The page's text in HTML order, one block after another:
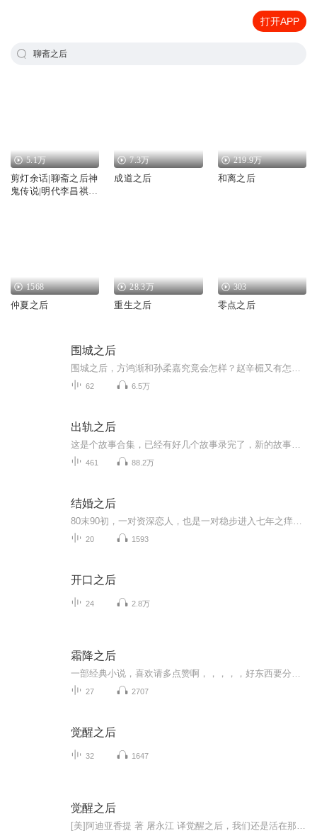
打开APP
聊斋之后
5.1万
剪灯余话|聊斋之后神
鬼传说|明代李昌祺灵
7.3万
成道之后
219.9万
和离之后
1568
仲夏之后
28.3万
重生之后
303
零点之后
围城之后
62 6.5万
出轨之后
461 88.2万
结婚之后
20 1593
开口之后
24 2.8万
霜降之后
27 2707
觉醒之后
32 1647
觉醒之后